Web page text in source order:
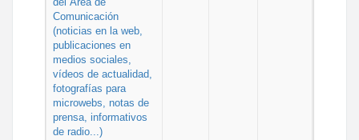
Comunicación
(noticias en la web,
publicaciones en
medios sociales,
vídeos de actualidad,
fotografías para
microwebs, notas de
prensa, informativos
de radio...)